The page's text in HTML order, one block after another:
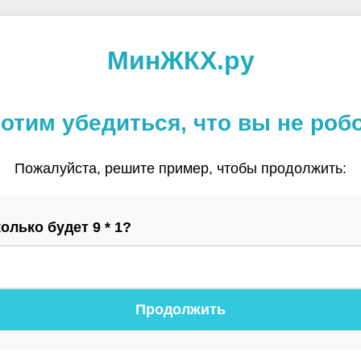
МинЖКХ.ру
убедиться, что вы не
Пожалуйста, решите пример, чтобы продолжить:
будет 9 * 1?
Продолжить